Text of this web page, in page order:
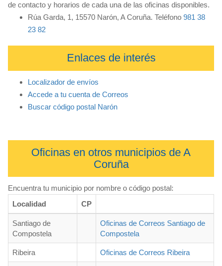
de contacto y horarios de cada una de las oficinas disponibles.
Rúa Garda, 1, 15570 Narón, A Coruña. Teléfono 981 38
23 82
Enlaces de interés
Localizador de envíos
Accede a tu cuenta de Correos
Buscar código postal Narón
Oficinas en otros municipios de A
Coruña
Encuentra tu municipio por nombre o código postal:
Localidad
CP
Santiago de
Compostela
Oficinas de Correos Santiago de
Compostela
Ribeira Oficinas de Correos Ribeira